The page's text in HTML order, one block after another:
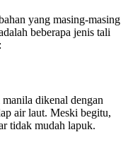
yang masing-masing
beberapa jenis tali
dikenal dengan
air laut. Meski begitu,
tidak mudah lapuk.